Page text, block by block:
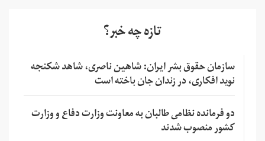
تازه چه خبر؟
سازمان حقوق بشر ایران: شاهین ناصری، شاهد شکنجه
نوید افکاری، در زندان جان باخته است
دو فرمانده نظامی طالبان به معاونت وزارت دفاع و وزارت
کشور منصوب شدند